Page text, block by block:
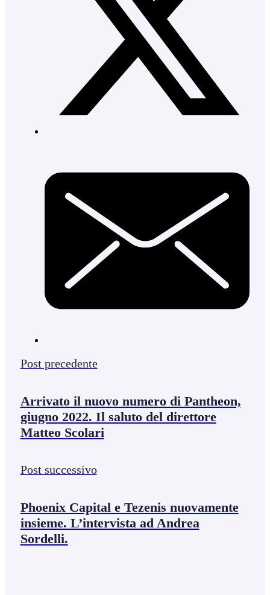
Post precedente
Arrivato il nuovo numero di Pantheon,
giugno 2022. Il saluto del direttore
Matteo Scolari
Post successivo
Phoenix Capital e Tezenis nuovamente
insieme. L’intervista ad Andrea
Sordelli.